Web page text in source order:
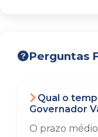
Perguntas
Qual o
Governador
O prazo